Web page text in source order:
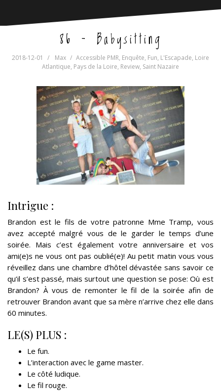
86 – Babysitting
2018-12-01 Max Accessible PMR, Enquête, Fun, L'Escapade, Loire
Atlantique, Pays de la Loire, Review, Saint Nazaire
Intrigue :
Brandon est le fils de votre patronne Mme Tramp, vous
avez accepté malgré vous de le garder le temps d’une
soirée. Mais c’est également votre anniversaire et vos
ami(e)s ne vous ont pas oublié(e)! Au petit matin vous vous
réveillez dans une chambre d’hôtel dévastée sans savoir ce
qu’il s’est passé, mais surtout une question se pose: Où est
Brandon? À vous de remonter le fil de la soirée afin de
retrouver Brandon avant que sa mère n’arrive chez elle dans
60 minutes.
LE(S) PLUS :
Le fun.
L’interaction avec le game master.
Le côté ludique.
Le fil rouge.